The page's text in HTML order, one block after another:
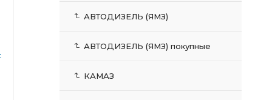
АВТОДИЗЕЛЬ (ЯМЗ)
АВТОДИЗЕЛЬ (ЯМЗ) покупные
КАМАЗ